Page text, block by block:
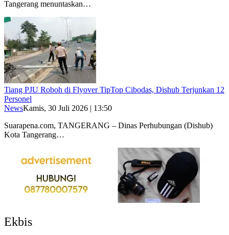
Tangerang menuntaskan…
Tiang PJU Roboh di Flyover TipTop Cibodas, Dishub Terjunkan 12
Personel
NewsKamis, 30 Juli 2026 | 13:50
Suarapena.com, TANGERANG – Dinas Perhubungan (Dishub)
Kota Tangerang…
Ekbis